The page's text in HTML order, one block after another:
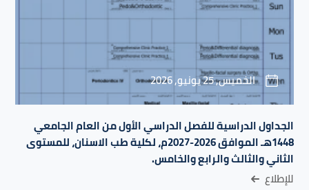
الخميس, 25 يونيو, 2026
الجداول الدراسية للفصل الدراسي الأول من العام الجامعي
1448هـ الموافق 2026-2027م، لكلية طب الاسنان، للمستوى
الثاني والثالث والرابع والخامس.
للإطلاع